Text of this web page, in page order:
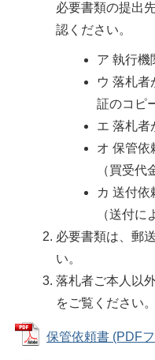
必要書類の提出
認ください。
ア 執行機
ウ 落札
証のコピ
エ 落札者
オ 保管依
（買受代
カ 送付依
（送付に
必要書類は、郵
い。
落札者ご本人以
をご覧ください。
保管依頼書 (PDF